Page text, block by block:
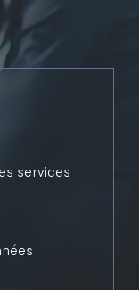
services